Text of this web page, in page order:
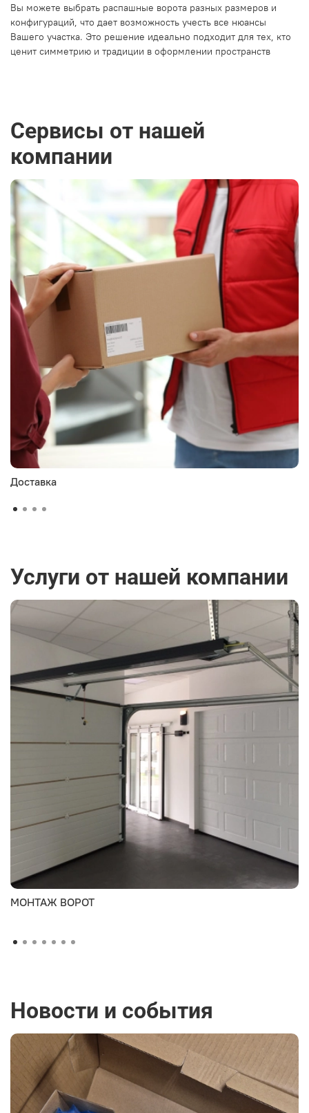
Вы можете выбрать распашные ворота разных размеров и
конфигураций, что дает возможность учесть все нюансы
Вашего участка. Это решение идеально подходит для тех, кто
ценит симметрию и традиции в оформлении пространств
Сервисы от нашей
компании
Доставка
Услуги от нашей компании
МОНТАЖ ВОРОТ
Новости и события